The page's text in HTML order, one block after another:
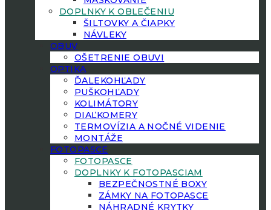
DOPLNKY K OBLEČENIU
ŠILTOVKY A ČIAPKY
NÁVLEKY
OBUV
OŠETRENIE OBUVI
OPTIKA
ĎALEKOHĽADY
PUŠKOHĽADY
KOLIMÁTORY
DIAĽKOMERY
TERMOVÍZIA A NOČNÉ VIDENIE
MONTÁŽE
FOTOPASCE
FOTOPASCE
DOPLNKY K FOTOPASCIAM
BEZPEČNOSTNÉ BOXY
ZÁMKY NA FOTOPASCE
NÁHRADNÉ KRYTKY